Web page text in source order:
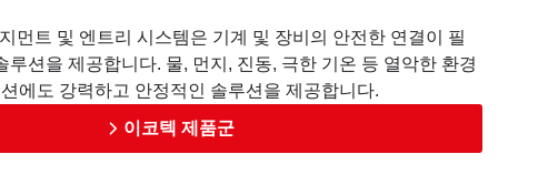
먼트 및 엔트리 시스템은 기계 및 장비의 안전한 연결이 필
루션을 제공합니다. 물, 먼지, 진동, 극한 기온 등 열악한 환경
에도 강력하고 안정적인 솔루션을 제공합니다.
이코텍 제품군